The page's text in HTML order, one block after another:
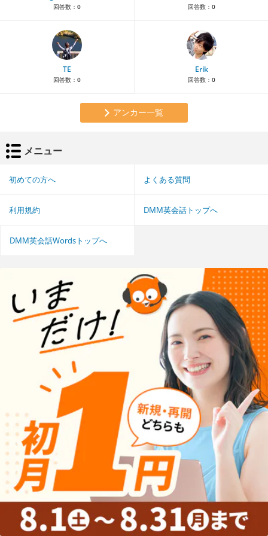
回答数： 0 回答数： 0
TE
回答数： 0
Erik
回答数： 0
アンカー一覧
メニュー
初めての方へ よくある質問
利用規約 DMM英会話トップへ
DMM英会話Wordsトップへ